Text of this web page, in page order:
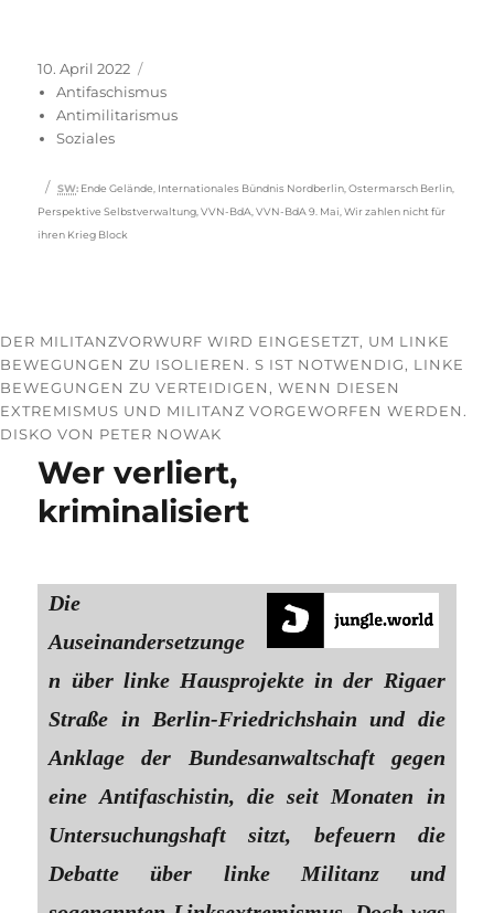
Veröffentlicht
am
10. April 2022
Antifaschismus
Antimilitarismus
Soziales
Schlagwörter
SW: Ende Gelände Internationales Bündnis Nordberlin ,Ostermarsch Berlin
Perspektive Selbstverwaltung ,VVN-BdA ,VVN-BdA 9. Mai ,Wir zahlen nicht für
ihren Krieg Block
DER MILITANZVORWURF WIRD EINGESETZT, UM LINKE
BEWEGUNGEN ZU ISOLIEREN. S IST NOTWENDIG, LINKE
BEWEGUNGEN ZU VERTEIDIGEN, WENN DIESEN
EXTREMISMUS UND MILITANZ VORGEWORFEN WERDEN.
DISKO VON PETER NOWAK
Wer verliert,
kriminalisiert
Die
Auseinandersetzunge
n über linke Haus­projekte in der Rigaer
Straße in Berlin-­Fried­richs­hain und die
Anklage der Bundesanwaltschaft gegen
eine Antifaschistin, die seit Monaten in
Untersuchungshaft sitzt, befeuern die
Debatte über linke Militanz und